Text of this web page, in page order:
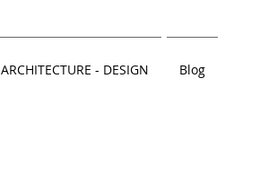
ARCHITECTURE - DESIGN Blog